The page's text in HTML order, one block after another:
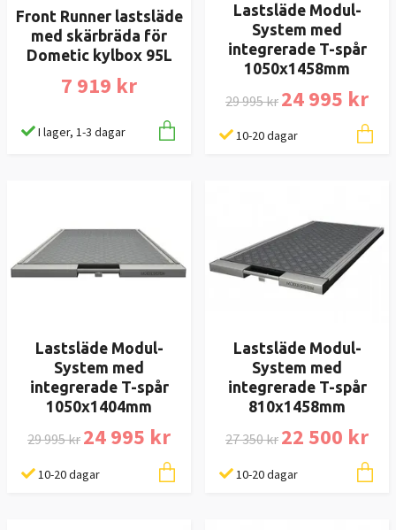
Front Runner lastsläde
med skärbräda för
Dometic kylbox 95L
7 919 kr
I lager, 1-3 dagar
Lastsläde Modul-
System med
integrerade T-spår
1050x1458mm
29 995 kr 24 995 kr
10-20 dagar
Lastsläde Modul-
System med
integrerade T-spår
1050x1404mm
29 995 kr 24 995 kr
10-20 dagar
Lastsläde Modul-
System med
integrerade T-spår
810x1458mm
27 350 kr 22 500 kr
10-20 dagar